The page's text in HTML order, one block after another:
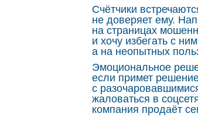
Счётчики
не доверяет ему.
на страницах
и хочу избегать с
а на неопытных
Эмоциональное
если примет
с
жаловаться в
компания продаёт